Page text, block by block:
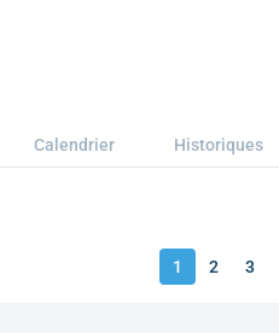
Calendrier Historiques
1 2 3